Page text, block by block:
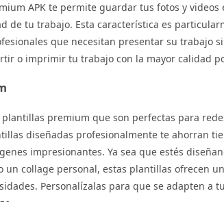
APK te permite guardar tus fotos y
de tu trabajo. Esta característica es
que necesitan presentar su trabajo
o imprimir tu trabajo con la mayor calidad
premium que son perfectas para
diseñadas profesionalmente te ahorran
impresionantes. Ya sea que estés
collage personal, estas plantillas ofrecen
Personalízalas para que se adapten a